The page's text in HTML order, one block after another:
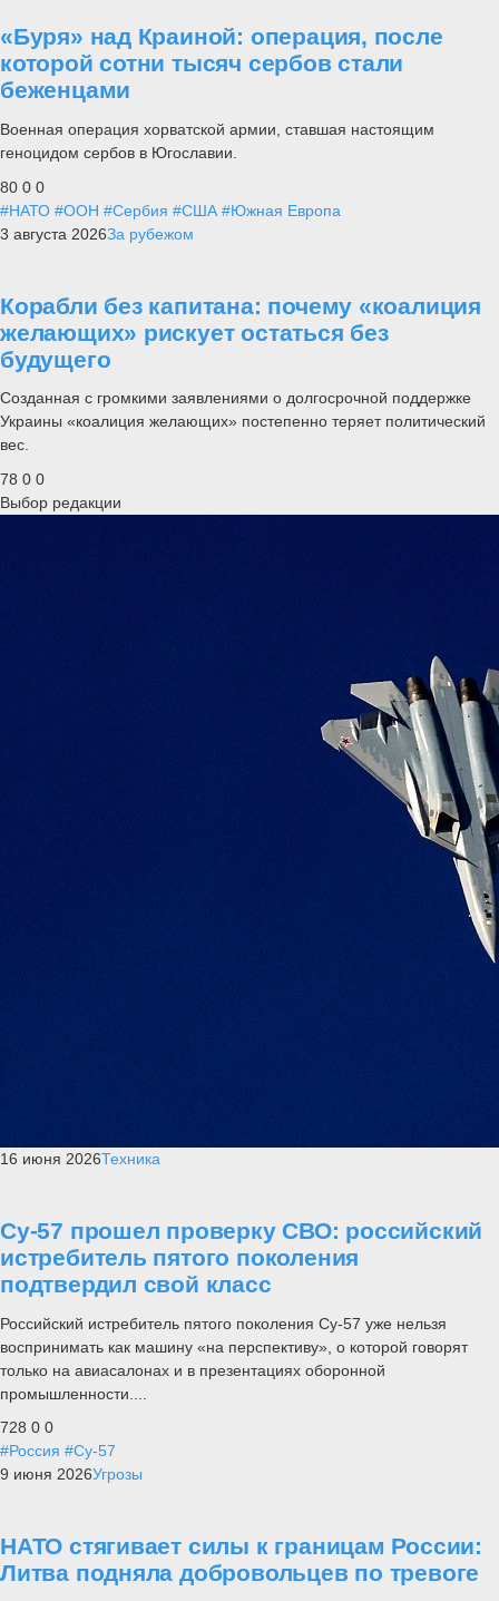
«Буря» над Краиной: операция, после
которой сотни тысяч сербов стали
беженцами
Военная операция хорватской армии, ставшая настоящим
геноцидом сербов в Югославии.
80 0 0
#НАТО #ООН #Сербия #США #Южная Европа
3 августа 2026За рубежом
Корабли без капитана: почему «коалиция
желающих» рискует остаться без
будущего
Созданная с громкими заявлениями о долгосрочной поддержке
Украины «коалиция желающих» постепенно теряет политический
вес.
78 0 0
Выбор редакции
16 июня 2026Техника
Су-57 прошел проверку СВО: российский
истребитель пятого поколения
подтвердил свой класс
Российский истребитель пятого поколения Су-57 уже нельзя
воспринимать как машину «на перспективу», о которой говорят
только на авиасалонах и в презентациях оборонной
промышленности....
728 0 0
#Россия #Су-57
9 июня 2026Угрозы
НАТО стягивает силы к границам России:
Литва подняла добровольцев по тревоге